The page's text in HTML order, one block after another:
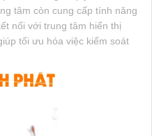
tâm còn cung cấp tính năng
nối với trung tâm hiển thị
tối ưu hóa việc kiểm soát